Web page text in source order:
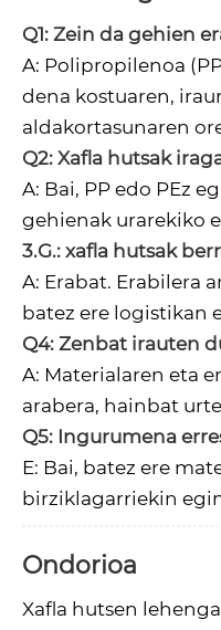
Q1: Zein da gehien
A: Polipropilenoa
dena kostuaren,
aldakortasunaren
Q2: Xafla hutsak
A: Bai, PP edo PEz
gehienak urarekiko
3.G.: xafla hutsak
A: Erabat. Erabilera
batez ere logistikan
Q4: Zenbat irauten
A: Materialaren eta
arabera, hainbat
Q5: Ingurumena
E: Bai, batez ere
birziklagarriekin
Ondorioa
Xafla hutsen